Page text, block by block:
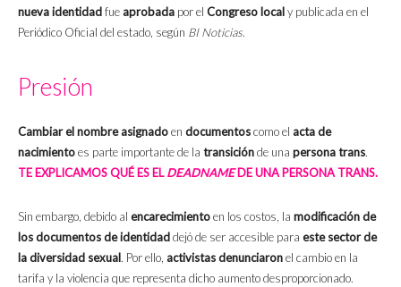
nueva identidadfue aprobada por el Congreso localy publicada en el
Periódico Oficial del estado, según BI Noticias.
Presión
Cambiar el nombre asignadoen documentoscomo el acta de
nacimientoes parte importante de la transiciónde una persona trans.
TE EXPLICAMOS QUÉ ES ELDEADNAMEDE UNA PERSONA TRANS.
Sin embargo, debido al encarecimientoen los costos, la modificación de
los documentos de identidaddejó de ser accesible para este sector de
ladiversidad sexual. Por ello, activistas denunciaronel cambio en la
tarifa y la violencia que representa dicho aumento desproporcionado.